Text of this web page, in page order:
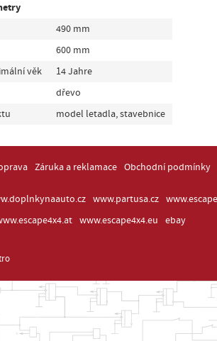
490 mm
600 mm
věk
14 Jahre
dřevo
model letadla, stavebnice
Záruka a reklamace Obchodní podmínky
www.partusa.cz
www.escape4x4.eu ebay